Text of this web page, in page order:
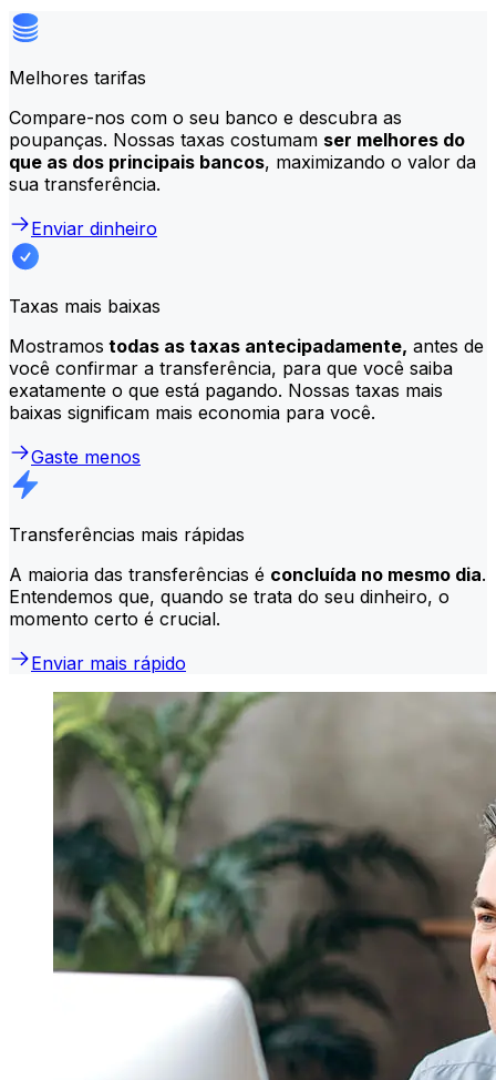
Melhores tarifas
Compare-nos com o seu banco e descubra as
poupanças. Nossas taxas costumam ser melhores do
que as dos principais bancos, maximizando o valor da
sua transferência.
Enviar dinheiro
Taxas mais baixas
Mostramos todas as taxas antecipadamente, antes de
você confirmar a transferência, para que você saiba
exatamente o que está pagando. Nossas taxas mais
baixas significam mais economia para você.
Gaste menos
Transferências mais rápidas
A maioria das transferências é concluída no mesmo dia.
Entendemos que, quando se trata do seu dinheiro, o
momento certo é crucial.
Enviar mais rápido